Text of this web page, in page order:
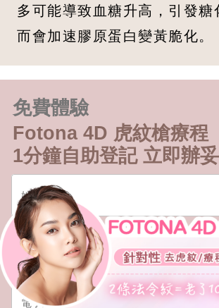
多可能導致血糖升高，引發糖
而會加速膠原蛋白變黃脆化。
免費體驗
Fotona 4D 虎紋槍療程
1分鐘自助登記 立即辦妥